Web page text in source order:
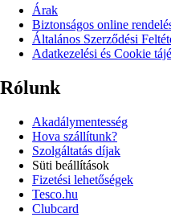
Árak
Biztonságos online
Általános Szerződési
Adatkezelési és Cookie
Rólunk
Akadálymentesség
Hova szállítunk?
Szolgáltatás díjak
Süti beállítások
Fizetési lehetőségek
Tesco.hu
Clubcard